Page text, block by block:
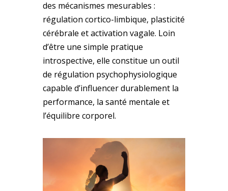
des mécanismes mesurables :
régulation cortico-limbique, plasticité
cérébrale et activation vagale. Loin
d’être une simple pratique
introspective, elle constitue un outil
de régulation psychophysiologique
capable d’influencer durablement la
performance, la santé mentale et
l’équilibre corporel.